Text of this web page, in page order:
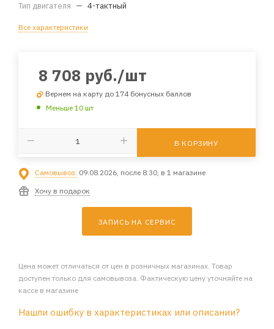
Тип двигателя — 4-тактный
Все характеристики
8 708 руб./шт
Вернем на карту до 174 бонусных баллов
Меньше 10 шт
В КОРЗИНУ
Самовывоз: 09.08.2026, после 8:30, в 1 магазине
Хочу в подарок
ЗАПИСЬ НА СЕРВИС
Цена может отличаться от цен в розничных магазинах. Товар
доступен только для самовывоза. Фактическую цену уточняйте на
кассе в магазине
Нашли ошибку в характеристиках или описании?